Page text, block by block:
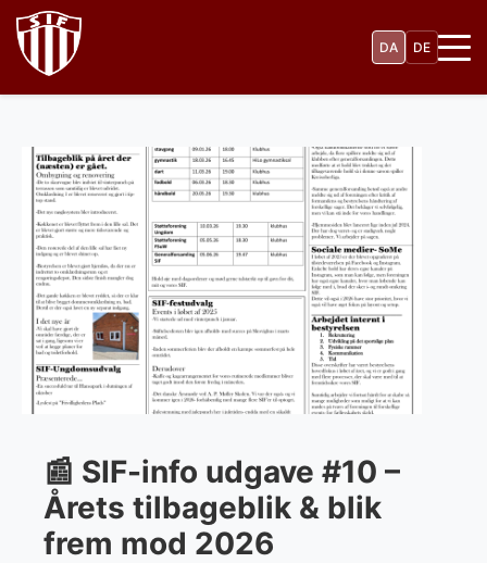
Gå
hovedindhold
DA DE
📰 SIF-info udgave #10 –
Årets tilbageblik & blik
frem mod 2026